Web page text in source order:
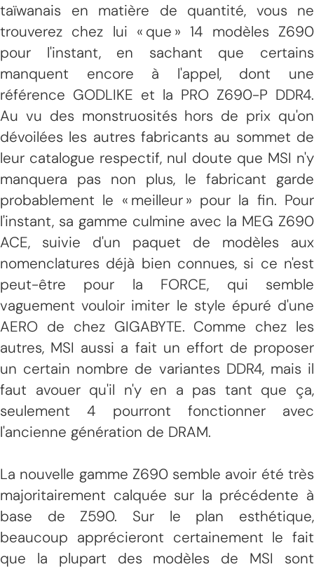
taïwanais en matière de quantité, vous ne
trouverez chez lui « que » 14 modèles Z690
pour l'instant, en sachant que certains
manquent encore à l'appel, dont une
référence GODLIKE et la PRO Z690-P DDR4.
Au vu des monstruosités hors de prix qu'on
dévoilées les autres fabricants au sommet de
leur catalogue respectif, nul doute que MSI n'y
manquera pas non plus, le fabricant garde
probablement le « meilleur » pour la fin. Pour
l'instant, sa gamme culmine avec la MEG Z690
ACE, suivie d'un paquet de modèles aux
nomenclatures déjà bien connues, si ce n'est
peut-être pour la FORCE, qui semble
vaguement vouloir imiter le style épuré d'une
AERO de chez GIGABYTE. Comme chez les
autres, MSI aussi a fait un effort de proposer
un certain nombre de variantes DDR4, mais il
faut avouer qu'il n'y en a pas tant que ça,
seulement 4 pourront fonctionner avec
l'ancienne génération de DRAM.
La nouvelle gamme Z690 semble avoir été très
majoritairement calquée sur la précédente à
base de Z590. Sur le plan esthétique,
beaucoup apprécieront certainement le fait
que la plupart des modèles de MSI sont